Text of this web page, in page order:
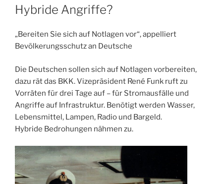
AM
Hybride Angriffe?
„Bereiten Sie sich auf Notlagen vor“, appelliert
Bevölkerungsschutz an Deutsche
Die Deutschen sollen sich auf Notlagen vorbereiten,
dazu rät das BKK. Vizepräsident René Funk ruft zu
Vorräten für drei Tage auf – für Stromausfälle und
Angriffe auf Infrastruktur. Benötigt werden Wasser,
Lebensmittel, Lampen, Radio und Bargeld.
Hybride Bedrohungen nähmen zu.